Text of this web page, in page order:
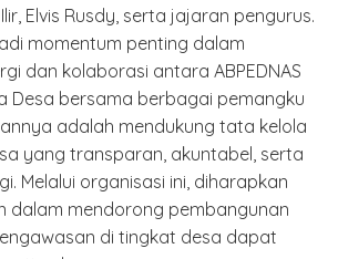
Elvis Rusdy, serta jajaran pengurus.
momentum penting dalam
dan kolaborasi antara ABPEDNAS
Desa bersama berbagai pemangku
adalah mendukung tata kelola
yang transparan, akuntabel, serta
Melalui organisasi ini, diharapkan
dalam mendorong pembangunan
di tingkat desa dapat